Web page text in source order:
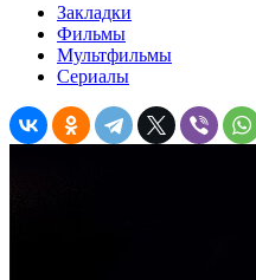
Закладки
Фильмы
Мультфильмы
Сериалы